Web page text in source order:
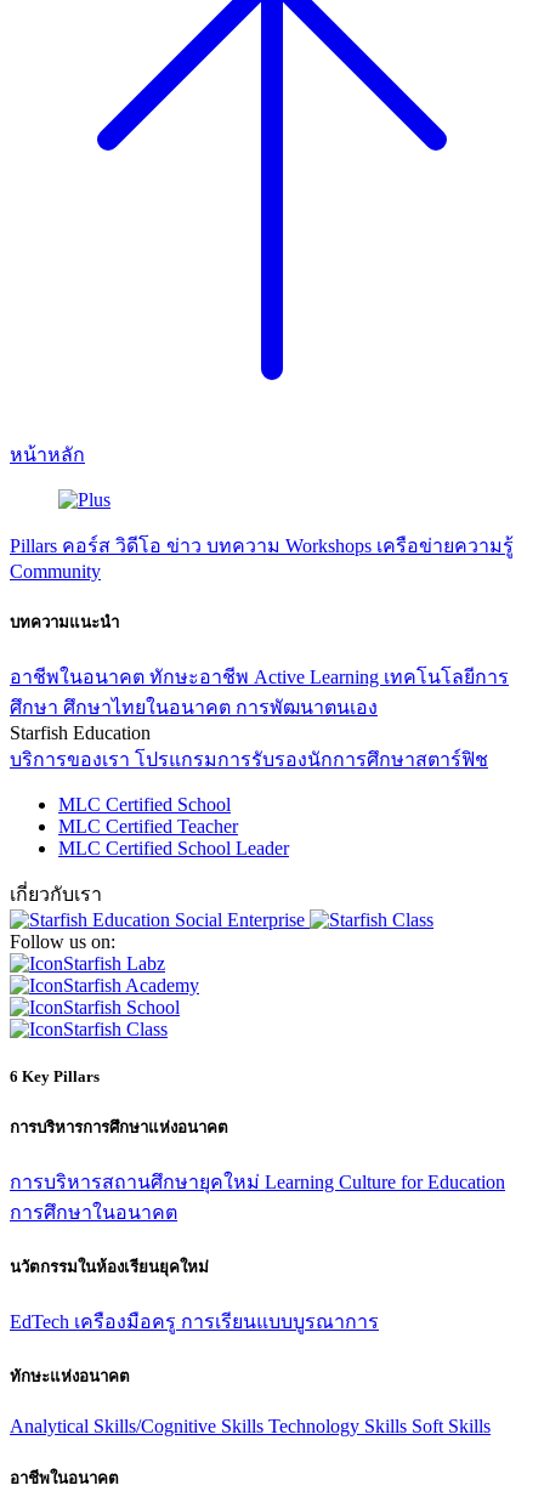
หน้าหลัก
Pillars คอร์ส วิดีโอ ข่าว บทความ Workshops เครือข่ายความรู้
Community
บทความแนะนำ
อาชีพในอนาคต ทักษะอาชีพ Active Learning เทคโนโลยีการ
ศึกษา ศึกษาไทยในอนาคต การพัฒนาตนเอง
Starfish Education
บริการของเรา โปรแกรมการรับรองนักการศึกษาสตาร์ฟิช
MLC Certified School
MLC Certified Teacher
MLC Certified School Leader
เกี่ยวกับเรา
Follow us on:
Starfish Labz
Starfish Academy
Starfish School
Starfish Class
6 Key Pillars
การบริหารการศึกษาแห่งอนาคต
การบริหารสถานศึกษายุคใหม่ Learning Culture for Education
การศึกษาในอนาคต
นวัตกรรมในห้องเรียนยุคใหม่
EdTech เครืองมือครู การเรียนแบบบูรณาการ
ทักษะแห่งอนาคต
Analytical Skills/Cognitive Skills Technology Skills Soft Skills
อาชีพในอนาคต